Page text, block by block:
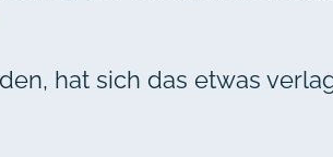
hat sich das etwas